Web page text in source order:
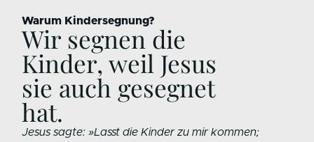
Warum Kindersegnung?
Wir segnen die
Kinder, weil Jesus
sie auch gesegnet
hat.
Jesus sagte: »Lasst die Kinder zu mir kommen;